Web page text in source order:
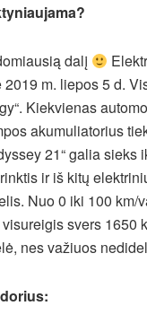
dalį
m. liepos 5 d.
Kiekvienas
akumuliatorius
21“ galia
ir iš kitų
Nuo 0 iki 100
svers 1650
nes važiuos